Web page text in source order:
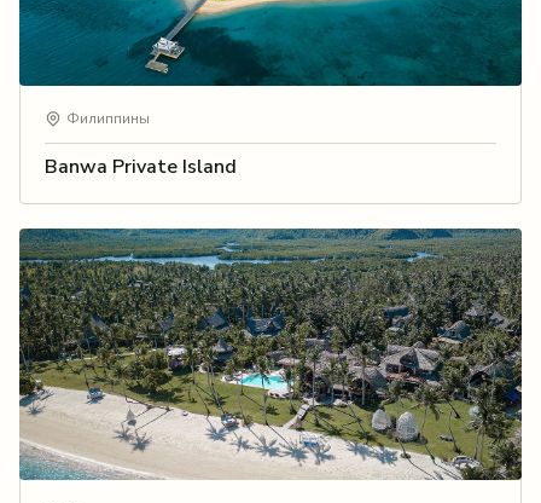
Филиппины
Banwa Private Island